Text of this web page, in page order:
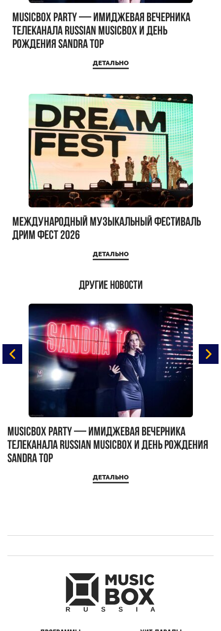
MUSICBOX PARTY — имиджевая вечерника
телеканала RUSSIAN MUSICBOX и день
рождения Sandra Top
ДЕТАЛЬНО
Международный музыкальный фестиваль
ДРИМ ФЕСТ 2026
ДЕТАЛЬНО
Другие новости
MUSICBOX PARTY — имиджевая вечерника
телеканала RUSSIAN MUSICBOX и день рождения
Sandra Top
ДЕТАЛЬНО